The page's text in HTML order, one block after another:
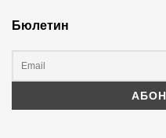
Бюлетин